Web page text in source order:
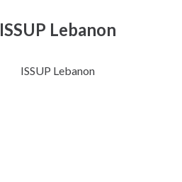
ISSUP Lebanon
ISSUP Lebanon